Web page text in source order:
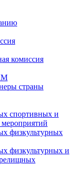
комиссия
страны
спортивных и
физкультурных
физкультурных и